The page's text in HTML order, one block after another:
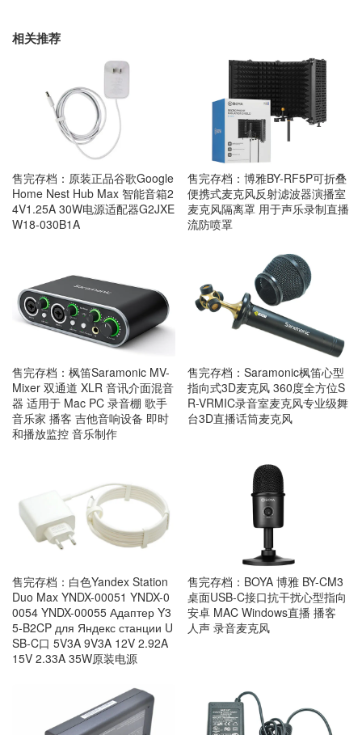
相关推荐
售完存档：原装正品谷歌Google
Home Nest Hub Max 智能音箱2
4V1.25A 30W电源适配器G2JXE
W18-030B1A
售完存档：博雅BY-RF5P可折叠
便携式麦克风反射滤波器演播室
麦克风隔离罩 用于声乐录制直播
流防喷罩
售完存档：枫笛Saramonic MV-
Mixer 双通道 XLR 音讯介面混音
器 适用于 Mac PC 录音棚 歌手
音乐家 播客 吉他音响设备 即时
和播放监控 音乐制作
售完存档：Saramonic枫笛心型
指向式3D麦克风 360度全方位S
R-VRMIC录音室麦克风专业级舞
台3D直播话筒麦克风
售完存档：白色Yandex Station
Duo Max YNDX-00051 YNDX-0
0054 YNDX-00055 Адаптер Y3
5-B2CP для Яндекс станции U
SB-C口 5V3A 9V3A 12V 2.92A
15V 2.33A 35W原装电源
售完存档：BOYA 博雅 BY-CM3
桌面USB-C接口抗干扰心型指向
安卓 MAC Windows直播 播客
人声 录音麦克风